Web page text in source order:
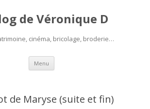
de Véronique D
cinéma, bricolage, broderie…
Menu Aller
contenu
de Maryse (suite et fin)